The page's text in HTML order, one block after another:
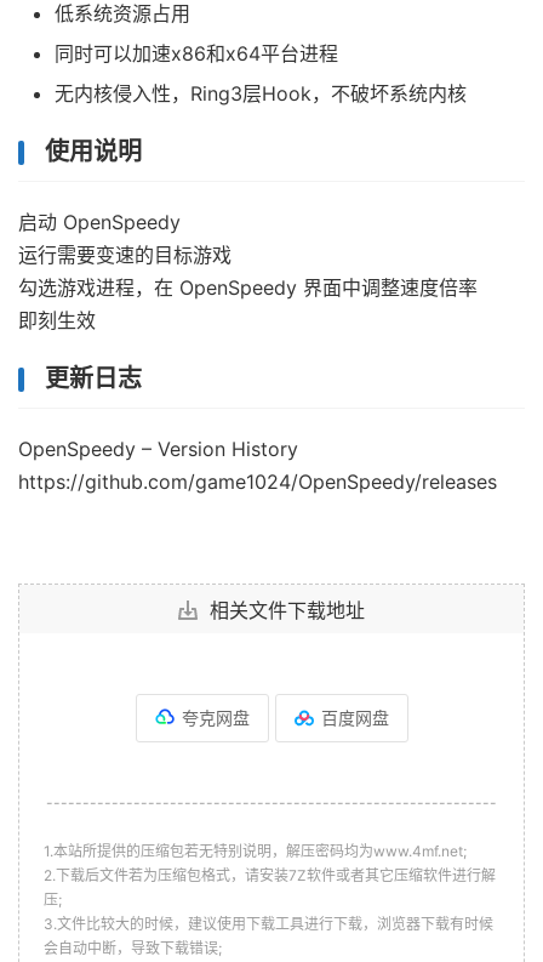
低系统资源占用
同时可以加速x86和x64平台进程
无内核侵入性，Ring3层Hook，不破坏系统内核
使用说明
启动 OpenSpeedy
运行需要变速的目标游戏
勾选游戏进程，在 OpenSpeedy 界面中调整速度倍率
即刻生效
更新日志
OpenSpeedy – Version History
https://github.com/game1024/OpenSpeedy/releases
相关文件下载地址
夸克网盘 百度网盘
--------------------------------------------------------------
1.本站所提供的压缩包若无特别说明，解压密码均为www.4mf.net;
2.下载后文件若为压缩包格式，请安装7Z软件或者其它压缩软件进行解
压;
3.文件比较大的时候，建议使用下载工具进行下载，浏览器下载有时候
会自动中断，导致下载错误;